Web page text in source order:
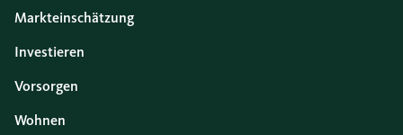
Markteinschätzung
Investieren
Vorsorgen
Wohnen